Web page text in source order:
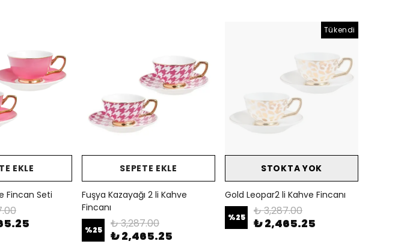
EKLE
Fincan Seti
SEPETE EKLE
Fuşya Kazayağı 2 li Kahve
Fincanı
%25 ₺ 3,287.00
₺ 2,465.25
Tükendi
STOKTA YOK
Gold Leopar2 li Kahve Fincanı
%25 ₺ 3,287.00
₺ 2,465.25